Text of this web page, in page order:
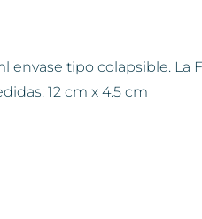
tipo colapsible.
12 cm x 4.5 cm